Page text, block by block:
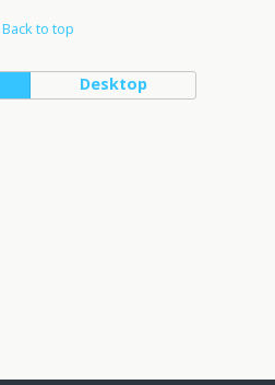
Back to top
Desktop